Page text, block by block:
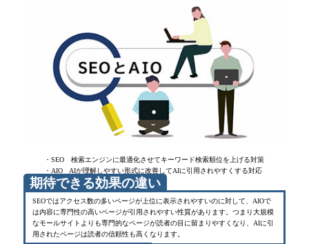
・SEO 検索エンジンに最適化させてキーワード検索順位を上げる対策
・AIO AIが理解しやすい形式に改善してAIに引用されやすくする対応
期待できる効果の違い
SEOではアクセス数の多いページが上位に表示されやすいのに対して、AIOで
は内容に専門性の高いページが引用されやすい性質があります。つまり大規模
なモールサイトよりも専門的なページが読者の目に留まりやすくなり、AIに引
用されたページは読者の信頼性も高くなります。